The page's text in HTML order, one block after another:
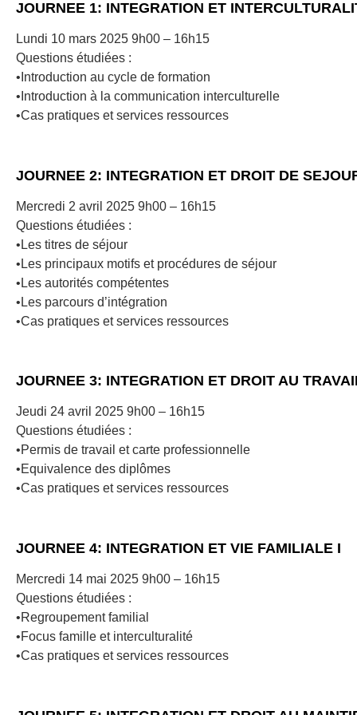
JOURNEE 1: INTEGRATION ET
Lundi 10 mars 2025 9h00 – 16h15
Questions étudiées :
•Introduction au cycle de formation
•Introduction à la communication interculturelle
•Cas pratiques et services ressources
JOURNEE 2: INTEGRATION ET DROIT DE
Mercredi 2 avril 2025 9h00 – 16h15
Questions étudiées :
•Les titres de séjour
•Les principaux motifs et procédures de séjour
•Les autorités compétentes
•Les parcours d’intégration
•Cas pratiques et services ressources
JOURNEE 3: INTEGRATION ET DROIT AU
Jeudi 24 avril 2025 9h00 – 16h15
Questions étudiées :
•Permis de travail et carte professionnelle
•Equivalence des diplômes
•Cas pratiques et services ressources
JOURNEE 4: INTEGRATION ET VIE FAMILIALE I
Mercredi 14 mai 2025 9h00 – 16h15
Questions étudiées :
•Regroupement familial
•Focus famille et interculturalité
•Cas pratiques et services ressources